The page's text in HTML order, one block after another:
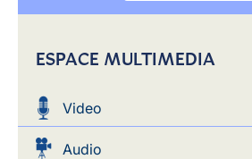
ESPACE MULTIMEDIA
Video
Audio